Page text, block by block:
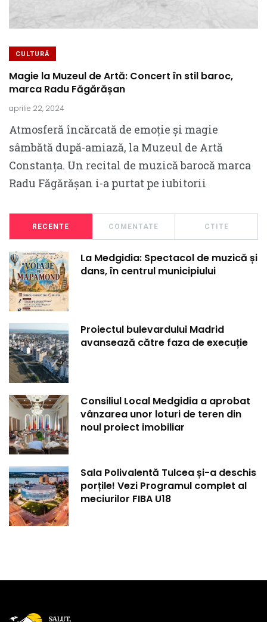
CULTURĂ
Magie la Muzeul de Artă: Concert în stil baroc,
marca Radu Făgărășan
aprilie 22, 2024
Atmosferă încărcată de emoție și magie
sâmbătă după-amiază, la Muzeul de Artă
Constanța. Un recital de muzică barocă marca
Radu Făgărășan i-a purtat pe iubitorii
RECENTE COMENTATE CTITE
La Medgidia: Spectacol de muzică și
dans, în centrul municipiului
Proiectul bulevardului Madrid
avansează către faza de execuție
Consiliul Local Medgidia a aprobat
vânzarea unor loturi de teren din
noul proiect imobiliar
Sala Polivalentă Tulcea și-a deschis
porțile! Vezi Programul complet al
meciurilor FIBA U18